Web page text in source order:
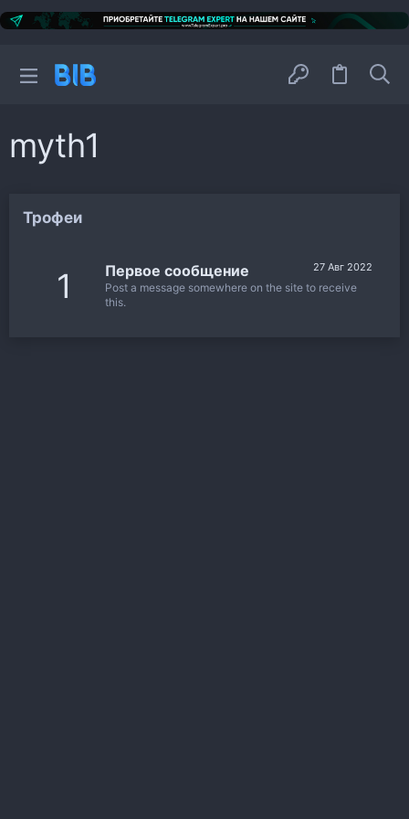
myth1
Трофеи
1 27 Авг 2022
Первое сообщение
Post a message somewhere on the site to receive
this.